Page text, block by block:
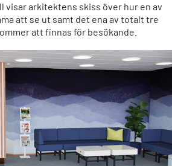
visar arkitektens skiss över hur en av
att se ut samt det ena av totalt tre
att finnas för besökande.